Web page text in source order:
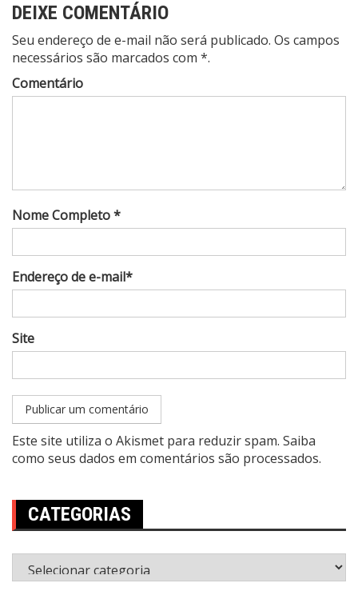
DEIXE COMENTÁRIO
Seu endereço de e-mail não será publicado. Os campos
necessários são marcados com *.
Comentário
Nome Completo *
Endereço de e-mail*
Site
Este site utiliza o Akismet para reduzir spam. Saiba
como seus dados em comentários são processados.
CATEGORIAS
Categorias